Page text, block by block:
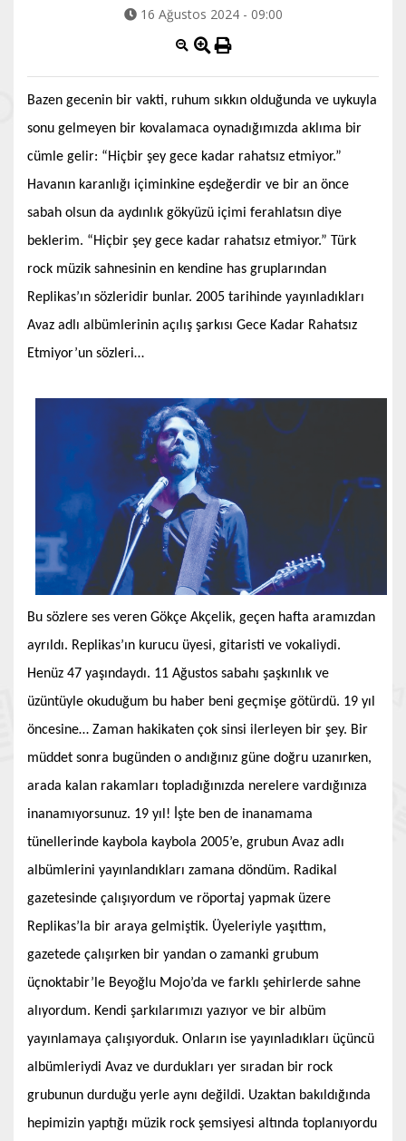
16 Ağustos 2024 - 09:00
Bazen gecenin bir vakti, ruhum sıkkın olduğunda ve uykuyla
sonu gelmeyen bir kovalamaca oynadığımızda aklıma bir
cümle gelir: “Hiçbir şey gece kadar rahatsız etmiyor.”
Havanın karanlığı içiminkine eşdeğerdir ve bir an önce
sabah olsun da aydınlık gökyüzü içimi ferahlatsın diye
beklerim. “Hiçbir şey gece kadar rahatsız etmiyor.” Türk
rock müzik sahnesinin en kendine has gruplarından
Replikas’ın sözleridir bunlar. 2005 tarihinde yayınladıkları
Avaz adlı albümlerinin açılış şarkısı Gece Kadar Rahatsız
Etmiyor’un sözleri…
Bu sözlere ses veren Gökçe Akçelik, geçen hafta aramızdan
ayrıldı. Replikas’ın kurucu üyesi, gitaristi ve vokaliydi.
Henüz 47 yaşındaydı. 11 Ağustos sabahı şaşkınlık ve
üzüntüyle okuduğum bu haber beni geçmişe götürdü. 19 yıl
öncesine… Zaman hakikaten çok sinsi ilerleyen bir şey. Bir
müddet sonra bugünden o andığınız güne doğru uzanırken,
arada kalan rakamları topladığınızda nerelere vardığınıza
inanamıyorsunuz. 19 yıl! İşte ben de inanamama
tünellerinde kaybola kaybola 2005’e, grubun Avaz adlı
albümlerini yayınlandıkları zamana döndüm. Radikal
gazetesinde çalışıyordum ve röportaj yapmak üzere
Replikas’la bir araya gelmiştik. Üyeleriyle yaşıttım,
gazetede çalışırken bir yandan o zamanki grubum
üçnoktabir’le Beyoğlu Mojo’da ve farklı şehirlerde sahne
alıyordum. Kendi şarkılarımızı yazıyor ve bir albüm
yayınlamaya çalışıyorduk. Onların ise yayınladıkları üçüncü
albümleriydi Avaz ve durdukları yer sıradan bir rock
grubunun durduğu yerle aynı değildi. Uzaktan bakıldığında
hepimizin yaptığı müzik rock şemsiyesi altında toplanıyordu